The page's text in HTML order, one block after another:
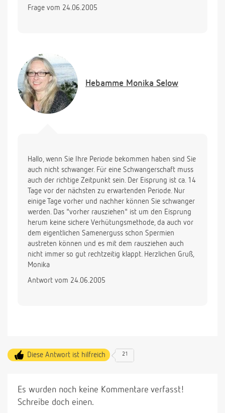
Frage vom 24.06.2005
Hebamme Monika Selow
Hallo, wenn Sie Ihre Periode bekommen haben sind Sie
auch nicht schwanger. Für eine Schwangerschaft muss
auch der richtige Zeitpunkt sein. Der Eisprung ist ca. 14
Tage vor der nächsten zu erwartenden Periode. Nur
einige Tage vorher und nachher können Sie schwanger
werden. Das "vorher rausziehen" ist um den Eisprung
herum keine sichere Verhütungsmethode, da auch vor
dem eigentlichen Samenerguss schon Spermien
austreten können und es mit dem rausziehen auch
nicht immer so gut rechtzeitig klappt. Herzlichen Gruß,
Monika
Antwort vom 24.06.2005
Diese Antwort ist hilfreich 21
Es wurden noch keine Kommentare verfasst!
Schreibe doch einen.